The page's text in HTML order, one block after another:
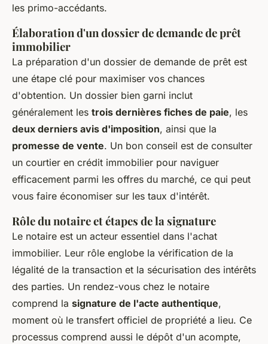
les primo-accédants.
Élaboration d'un dossier de demande de prêt
immobilier
La préparation d'un dossier de demande de prêt est
une étape clé pour maximiser vos chances
d'obtention. Un dossier bien garni inclut
généralement les trois dernières fiches de paie, les
deux derniers avis d'imposition, ainsi que la
promesse de vente. Un bon conseil est de consulter
un courtier en crédit immobilier pour naviguer
efficacement parmi les offres du marché, ce qui peut
vous faire économiser sur les taux d'intérêt.
Rôle du notaire et étapes de la signature
Le notaire est un acteur essentiel dans l'achat
immobilier. Leur rôle englobe la vérification de la
légalité de la transaction et la sécurisation des intérêts
des parties. Un rendez-vous chez le notaire
comprend la signature de l'acte authentique,
moment où le transfert officiel de propriété a lieu. Ce
processus comprend aussi le dépôt d'un acompte,